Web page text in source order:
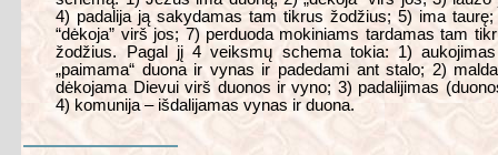
4) padalija ją sakydamas tam tikrus žodžius; 5) ima taurę;
“dėkoja” virš jos; 7) perduoda mokiniams tardamas tam
žodžius. Pagal jį 4 veiksmų schema tokia: 1)
„paimama“ duona ir vynas ir padedami ant stalo; 2)
dėkojama Dievui virš duonos ir vyno; 3) padalijimas
4) komunija – išdalijamas vynas ir duona.